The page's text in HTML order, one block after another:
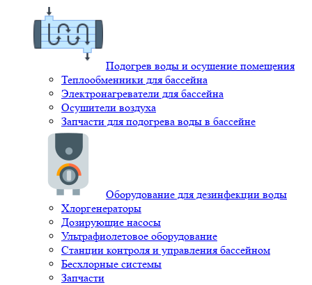
Подогрев воды и осушение помещения
Теплообменники для бассейна
Электронагреватели для бассейна
Осушители воздуха
Запчасти для подогрева воды в бассейне
Оборудование для дезинфекции воды
Хлоргенераторы
Дозирующие насосы
Ультрафиолетовое оборудование
Станции контроля и управления бассейном
Бесхлорные системы
Запчасти